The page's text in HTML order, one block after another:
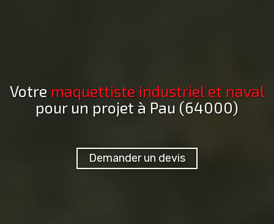
Votre maquettiste industriel et naval
pour un projet à Pau (64000)
Demander un devis